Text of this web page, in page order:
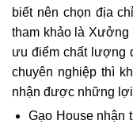
biết nên chọn địa
tham khảo là Xưởng
ưu điểm chất lượng
chuyên nghiệp thì
nhận được những
Gạo House nhận